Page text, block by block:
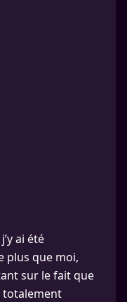
ai été
plus que moi,
sur le fait que
totalement